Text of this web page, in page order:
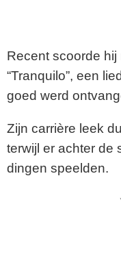
Recent scoorde
“Tranquilo”, een
goed werd
Zijn carrière leek
terwijl er achter de
dingen speelden.